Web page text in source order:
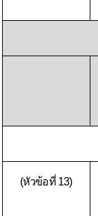
(หัวข้อที่ 13)